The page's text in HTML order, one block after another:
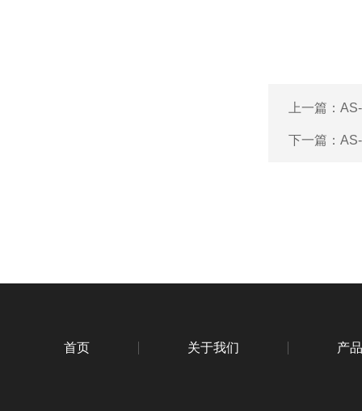
上一篇：
下一篇：
首页 关于我们 产